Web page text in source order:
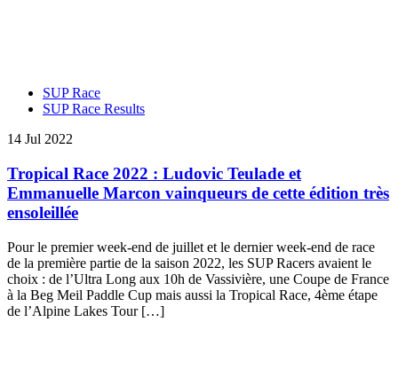
SUP Race
SUP Race Results
14 Jul 2022
Tropical Race 2022 : Ludovic Teulade et
Emmanuelle Marcon vainqueurs de cette édition très
ensoleillée
Pour le premier week-end de juillet et le dernier week-end de race
de la première partie de la saison 2022, les SUP Racers avaient le
choix : de l’Ultra Long aux 10h de Vassivière, une Coupe de France
à la Beg Meil Paddle Cup mais aussi la Tropical Race, 4ème étape
de l’Alpine Lakes Tour […]